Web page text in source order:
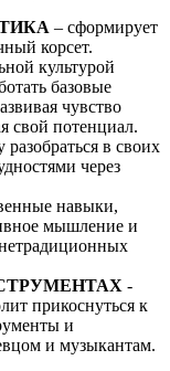
– сформирует
корсет.
культурой
базовые
чувство
свой потенциал.
в своих
через
навыки,
мышление и
-
прикоснуться к
и
и музыкантам.